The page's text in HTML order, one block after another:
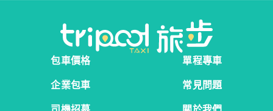
包車價格
單程專車
企業包車
常見問題